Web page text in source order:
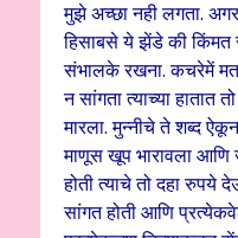
मुझे अच्छा नही लगता.
हिसाबसे ये झेंडे की
संभालके रखना. कचरेमें
न सांगता त्याच्या
मारला. मुन्नीचे ते शब्द
माणूस खूप भारावला आणि
होती त्याचे तो दहा रुपये
सांगत होती आणि